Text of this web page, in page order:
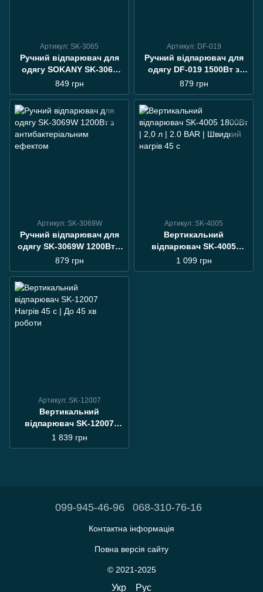
Артикул: SK-3065
Ручний відпарювач для
одягу SOKANY SK‑3065
(Чорний) 1300 Вт
849 грн
Артикул: DF-019
Ручний відпарювач для
одягу DF-019 1500Вт з
насадкою-щіткою
879 грн
Артикул: SK-3069W
Ручний відпарювач для
одягу SK-3069W 1200Вт з
антибактеріальним
ефектом
879 грн
Артикул: SK-4005
Вертикальний
відпарювач SK-4005
1800Вт | 2,0 л | 2.0 BAR |
Швидкий нагрів 45 с
1 099 грн
Артикул: SK-12007
Вертикальний
відпарювач SK-12007
Нагрів 45 с | До 45 хв
роботи
1 839 грн
099-945-46-96 068-310-76-16
Контактна інформація
Повна версія сайту
© 2021-2025
Укр Рус